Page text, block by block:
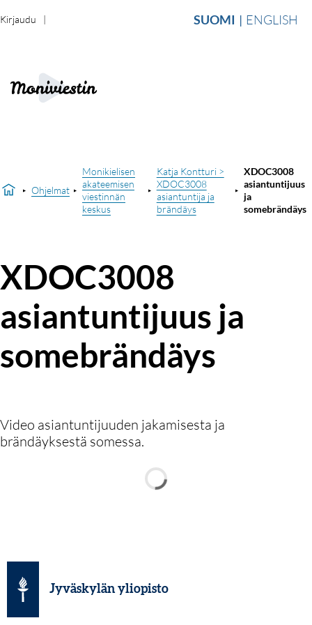
SUOMI ENGLISH
Kirjaudu
Ohjelmat
Monikielisen
akateemisen
viestinnän
keskus
Katja Kontturi >
XDOC3008
asiantuntija ja
brändäys
XDOC3008
asiantuntijuus
ja
somebrändäys
XDOC3008
asiantuntijuus ja
somebrändäys
Video asiantuntijuuden jakamisesta ja
brändäyksestä somessa.
Jyväskylän yliopisto